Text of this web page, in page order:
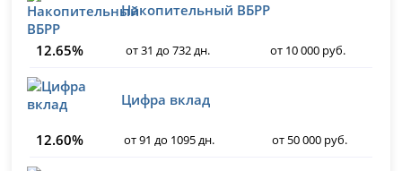
Накопительный ВБРР
12.65% от 31 до 732 дн. от 10 000 руб.
Цифра вклад
12.60% от 91 до 1095 дн. от 50 000 руб.